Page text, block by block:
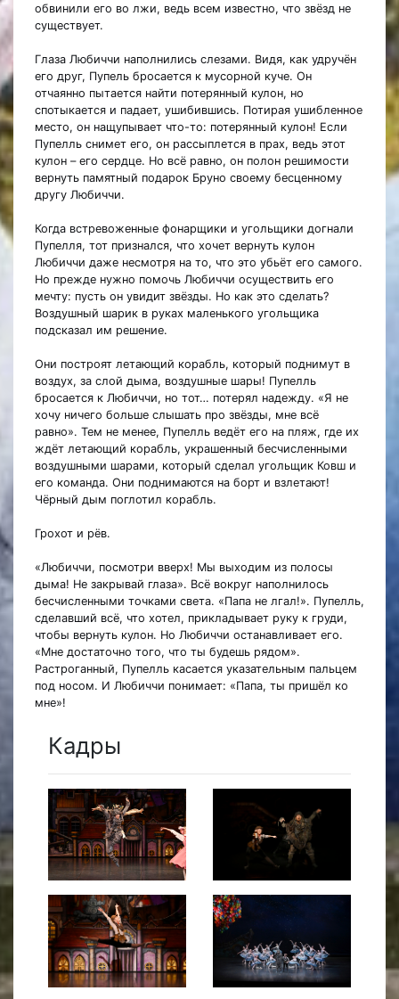
обвинили его во лжи, ведь всем известно, что звёзд не
существует.
Глаза Любиччи наполнились слезами. Видя, как удручён
его друг, Пупель бросается к мусорной куче. Он
отчаянно пытается найти потерянный кулон, но
спотыкается и падает, ушибившись. Потирая ушибленное
место, он нащупывает что-то: потерянный кулон! Если
Пупелль снимет его, он рассыплется в прах, ведь этот
кулон – его сердце. Но всё равно, он полон решимости
вернуть памятный подарок Бруно своему бесценному
другу Любиччи.
Когда встревоженные фонарщики и угольщики догнали
Пупелля, тот признался, что хочет вернуть кулон
Любиччи даже несмотря на то, что это убьёт его самого.
Но прежде нужно помочь Любиччи осуществить его
мечту: пусть он увидит звёзды. Но как это сделать?
Воздушный шарик в руках маленького угольщика
подсказал им решение.
Они построят летающий корабль, который поднимут в
воздух, за слой дыма, воздушные шары! Пупелль
бросается к Любиччи, но тот… потерял надежду. «Я не
хочу ничего больше слышать про звёзды, мне всё
равно». Тем не менее, Пупелль ведёт его на пляж, где их
ждёт летающий корабль, украшенный бесчисленными
воздушными шарами, который сделал угольщик Ковш и
его команда. Они поднимаются на борт и взлетают!
Чёрный дым поглотил корабль.
Грохот и рёв.
«Любиччи, посмотри вверх! Мы выходим из полосы
дыма! Не закрывай глаза». Всё вокруг наполнилось
бесчисленными точками света. «Папа не лгал!». Пупелль,
сделавший всё, что хотел, прикладывает руку к груди,
чтобы вернуть кулон. Но Любиччи останавливает его.
«Мне достаточно того, что ты будешь рядом».
Растроганный, Пупелль касается указательным пальцем
под носом. И Любиччи понимает: «Папа, ты пришёл ко
мне»!
Кадры